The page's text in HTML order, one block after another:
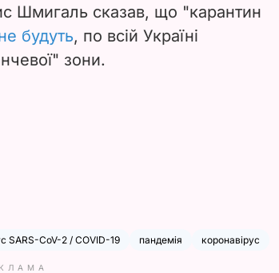
Шмигаль сказав, що "карантин
будуть, по всій Україні
зони.
SARS-CoV-2 / COVID-19 пандемія коронавірус